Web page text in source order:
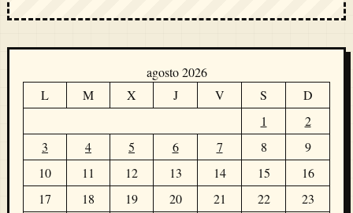
agosto 2026
L
M X J V S
D
1
2
3
4 5 6 7 8
9
10
11 12 13 14 15
16
17
18 19 20 21 22
23